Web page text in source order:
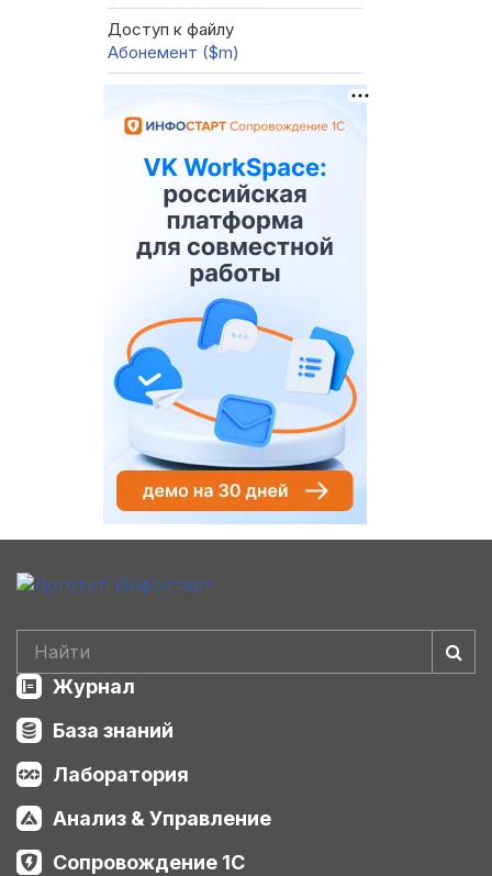
Доступ к файлу
Абонемент ($m)
Журнал
База знаний
Лаборатория
Анализ & Управление
Сопровождение 1С